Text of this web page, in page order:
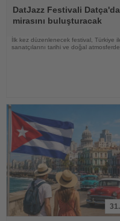
Oku
DatJazz Festivali
mirasını buluşturacak
İlk kez düzenlenecek festival, Türkiye
sanatçılarını tarihi ve doğal